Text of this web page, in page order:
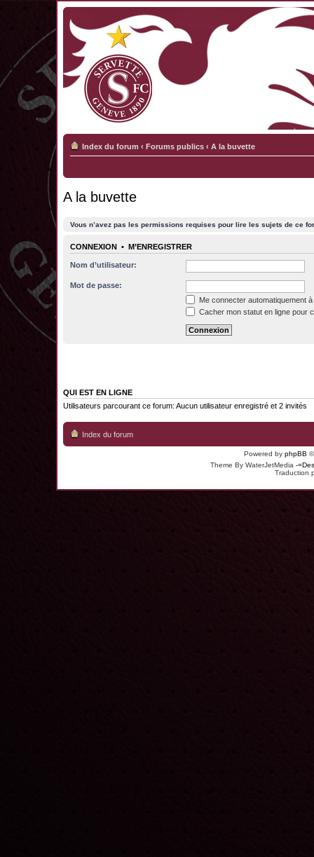
Index du forum ‹ Forums publics ‹ A la buvette
A la buvette
Vous n’avez pas les permissions requises pour lire les sujets de ce
CONNEXION • M’ENREGISTRER
Nom d’utilisateur:
Mot de passe:
Me connecter automatiquement
Cacher mon statut en ligne pour
QUI EST EN LIGNE
Utilisateurs parcourant ce forum: Aucun utilisateur enregistré et 2 invités
Index du forum
Powered by phpBB
Theme By WaterJetMedia -
Traduction